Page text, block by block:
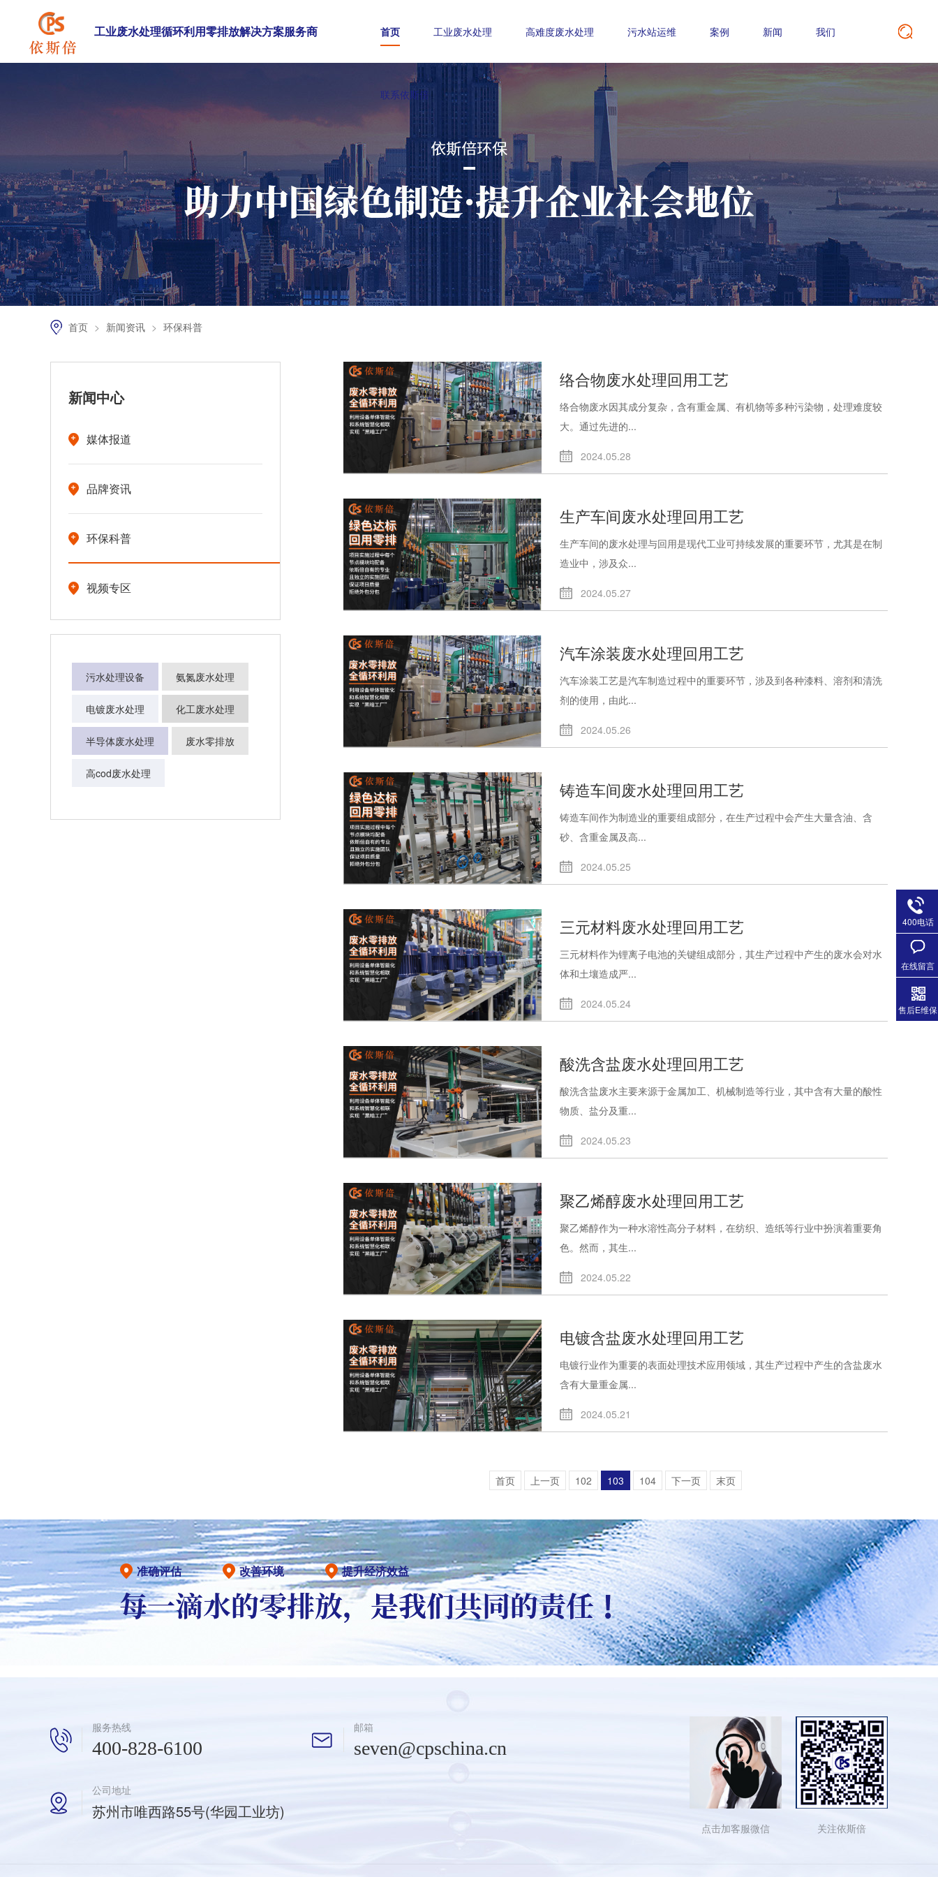
工业废水处理循环利用零排放解决方案服务商 首页 工业废水处理 高难度废水处理 污水站运维 案例 新闻 我们
联系依斯倍
首页 > 新闻资讯 > 环保科普
络合物废水处理回用工艺
络合物废水因其成分复杂，含有重金属、有机物等多种污染物，处理难度较
大。通过先进的...
2024.05.28
生产车间废水处理回用工艺
生产车间的废水处理与回用是现代工业可持续发展的重要环节，尤其是在制
造业中，涉及众...
2024.05.27
汽车涂装废水处理回用工艺
汽车涂装工艺是汽车制造过程中的重要环节，涉及到各种漆料、溶剂和清洗
剂的使用，由此...
2024.05.26
铸造车间废水处理回用工艺
铸造车间作为制造业的重要组成部分，在生产过程中会产生大量含油、含
砂、含重金属及高...
2024.05.25
三元材料废水处理回用工艺
三元材料作为锂离子电池的关键组成部分，其生产过程中产生的废水会对水
体和土壤造成严...
2024.05.24
酸洗含盐废水处理回用工艺
酸洗含盐废水主要来源于金属加工、机械制造等行业，其中含有大量的酸性
物质、盐分及重...
2024.05.23
聚乙烯醇废水处理回用工艺
聚乙烯醇作为一种水溶性高分子材料，在纺织、造纸等行业中扮演着重要角
色。然而，其生...
2024.05.22
电镀含盐废水处理回用工艺
电镀行业作为重要的表面处理技术应用领域，其生产过程中产生的含盐废水
含有大量重金属...
2024.05.21
首页 上一页 102 103 104 下一页 末页
新闻中心
媒体报道
品牌资讯
环保科普
视频专区
污水处理设备 氨氮废水处理
电镀废水处理 化工废水处理
半导体废水处理 废水零排放
高cod废水处理
准确评估 改善环境 提升经济效益
服务热线
400-828-6100
邮箱
seven@cpschina.cn
公司地址
苏州市唯西路55号(华园工业坊)
点击加客服微信 关注依斯倍
400电话
在线留言
售后E维保